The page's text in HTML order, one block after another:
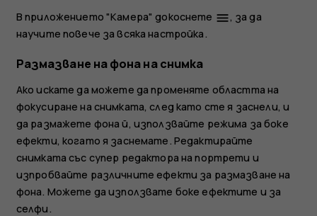
В приложението "Камера" докоснете menu, за да
научите повече за всяка настройка.
Размазване на фона на снимка
Ако искате да можете да променяте областта на
фокусиране на снимката, след като сте я заснели, и
да размажете фона й, използвайте режима за боке
ефекти, когато я заснемате. Редактирайте
снимката със супер редактора на портрети и
изпробвайте различните ефекти за размазване на
фона. Можете да използвате боке ефектите и за
селфи.